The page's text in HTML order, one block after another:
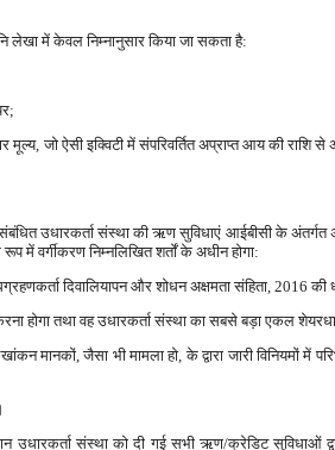
लेखा में केवल निम्नानुसार किया जा सकता है:
जो ऐसी इक्विटी में संपरिवर्तित अप्राप्त आय की राशि
संबंधित उधारकर्ता संस्था की ऋण सुविधाएं आईबीसी के
में वर्गीकरण निम्नलिखित शर्तों के अधीन होगा:
दिवालियापन और शोधन अक्षमता संहिता, 2016 की
होगा तथा वह उधारकर्ता संस्था का सबसे बड़ा एकल
मानकों, जैसा भी मामला हो, के द्वारा जारी विनियमों में
उधारकर्ता संस्था को दी गई सभी ऋण/क्रेडिट सुविधाओं